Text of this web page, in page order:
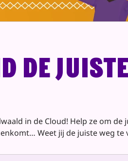
de
in de Cloud! Help ze om
Weet jij de juiste weg te